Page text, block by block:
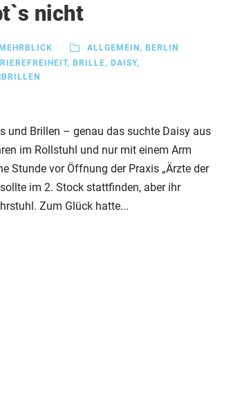
nicht
ALLGEMEIN , BERLIN
, BRILLE, DAISY,
und Brillen – genau das suchte Daisy aus
im Rollstuhl und nur mit einem Arm
Stunde vor Öffnung der Praxis „Ärzte der
im 2. Stock stattfinden, aber ihr
Zum Glück hatte...